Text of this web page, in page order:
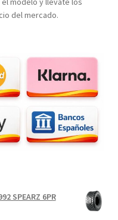
del mercado.
SPEARZ 6PR